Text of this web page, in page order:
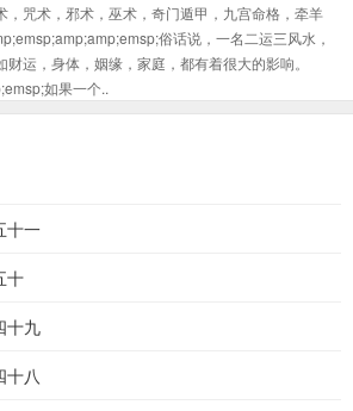
，咒术，邪术，巫术，奇门遁甲，九宫命格，牵羊
俗话说，一名二运三风水，
运，身体，姻缘，家庭，都有着很大的影响。
如果一个..
十一
十
十九
十八